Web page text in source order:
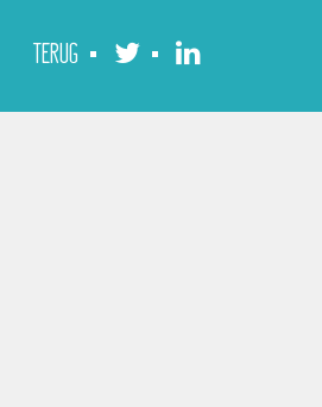
TERUG